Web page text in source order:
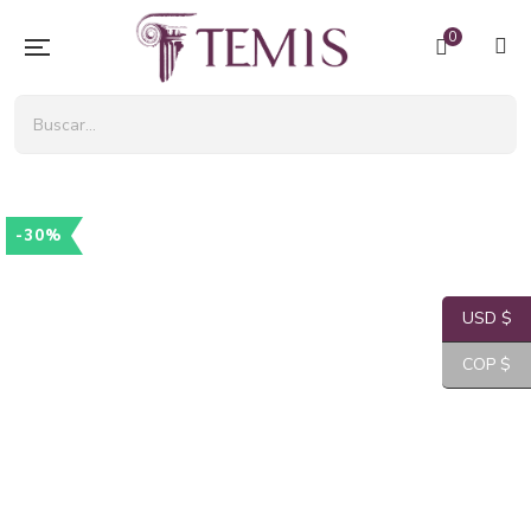
0
-30%
USD $
COP $